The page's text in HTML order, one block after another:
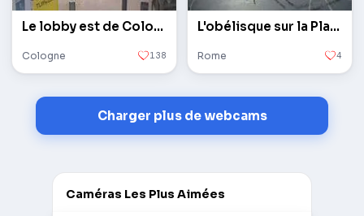
Le lobby est de Cologne / Bonn
Cologne 138
L'obélisque sur la Place Saint-Pierre au Vatican
Rome 4
Charger plus de webcams
Caméras Les Plus Aimées